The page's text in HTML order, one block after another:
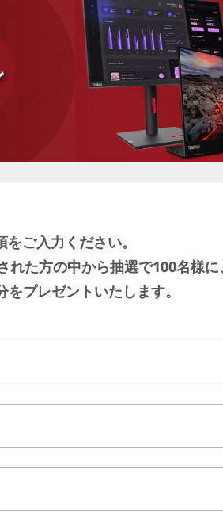
ご入力ください。
た方の中から抽選で100名様に、
プレゼントいたします。